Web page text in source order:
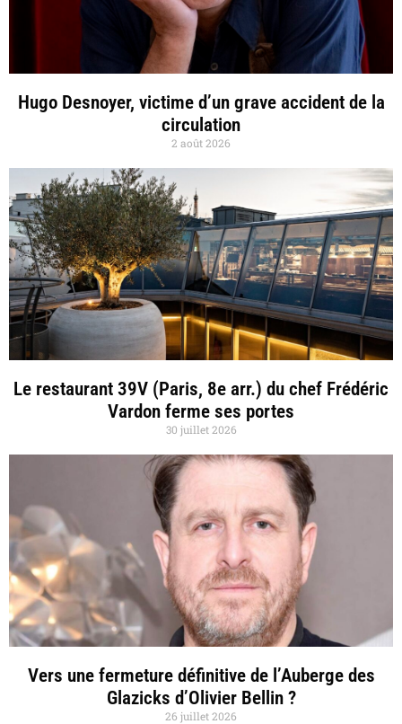
Hugo Desnoyer, victime d’un grave accident de la
circulation
2 août 2026
Le restaurant 39V (Paris, 8e arr.) du chef Frédéric
Vardon ferme ses portes
30 juillet 2026
Vers une fermeture définitive de l’Auberge des
Glazicks d’Olivier Bellin ?
26 juillet 2026